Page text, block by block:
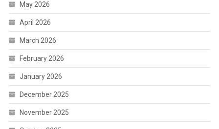
May 2026
April 2026
March 2026
February 2026
January 2026
December 2025
November 2025